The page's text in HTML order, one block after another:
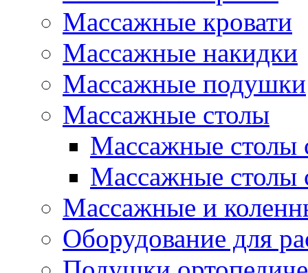
Массажные кровати
Массажные накидки
Массажные подушки
Массажные столы
Массажные столы
Массажные столы
Массажные и
Оборудование для